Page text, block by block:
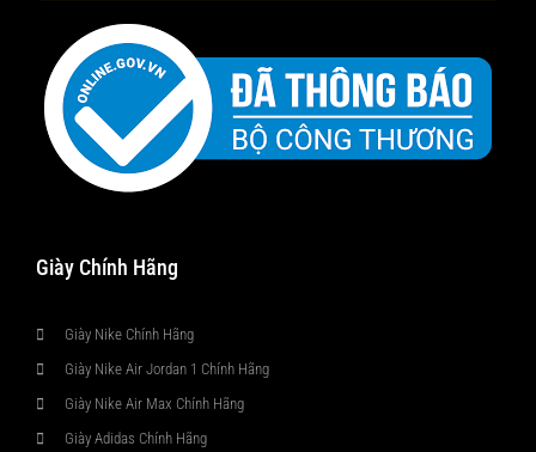
Giày Chính Hãng
Giày Nike Chính Hãng
Giày Nike Air Jordan 1 Chính Hãng
Giày Nike Air Max Chính Hãng
Giày Adidas Chính Hãng